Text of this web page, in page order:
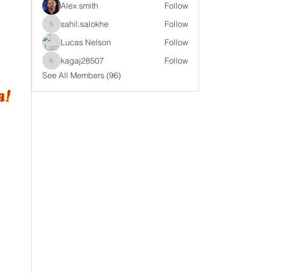
Alex smith
Follow
sahil.salokhe
sahil.salokhe
Follow
Lucas Nelson
Follow
kagaj28507
kagaj28507
Follow
See All Members (96)